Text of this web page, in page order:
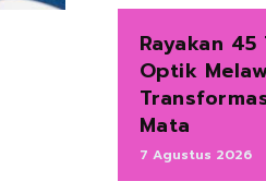
Rayakan
Optik
Mata
7 Agustus 2026